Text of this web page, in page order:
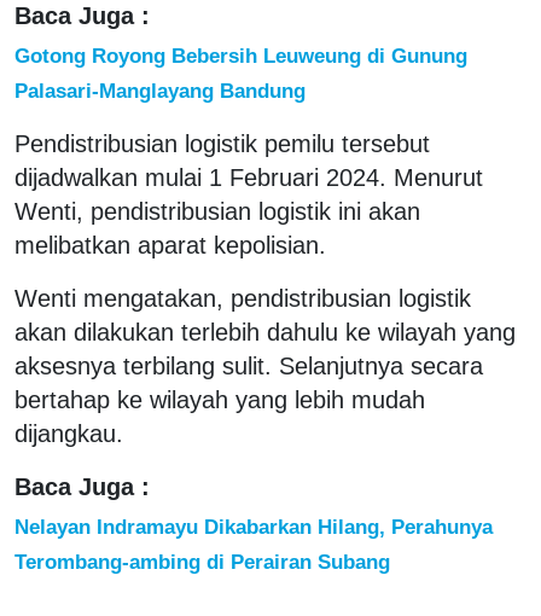
Baca Juga :
Gotong Royong Bebersih Leuweung di Gunung
Palasari-Manglayang Bandung
Pendistribusian logistik pemilu tersebut
dijadwalkan mulai 1 Februari 2024. Menurut
Wenti, pendistribusian logistik ini akan
melibatkan aparat kepolisian.
Wenti mengatakan, pendistribusian logistik
akan dilakukan terlebih dahulu ke wilayah yang
aksesnya terbilang sulit. Selanjutnya secara
bertahap ke wilayah yang lebih mudah
dijangkau.
Baca Juga :
Nelayan Indramayu Dikabarkan Hilang, Perahunya
Terombang-ambing di Perairan Subang